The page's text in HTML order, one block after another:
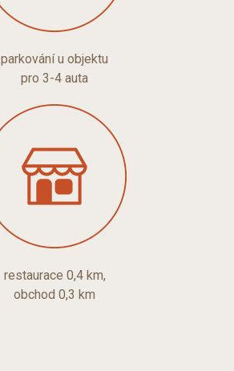
parkování u objektu
pro 3-4 auta
restaurace 0,4 km,
obchod 0,3 km